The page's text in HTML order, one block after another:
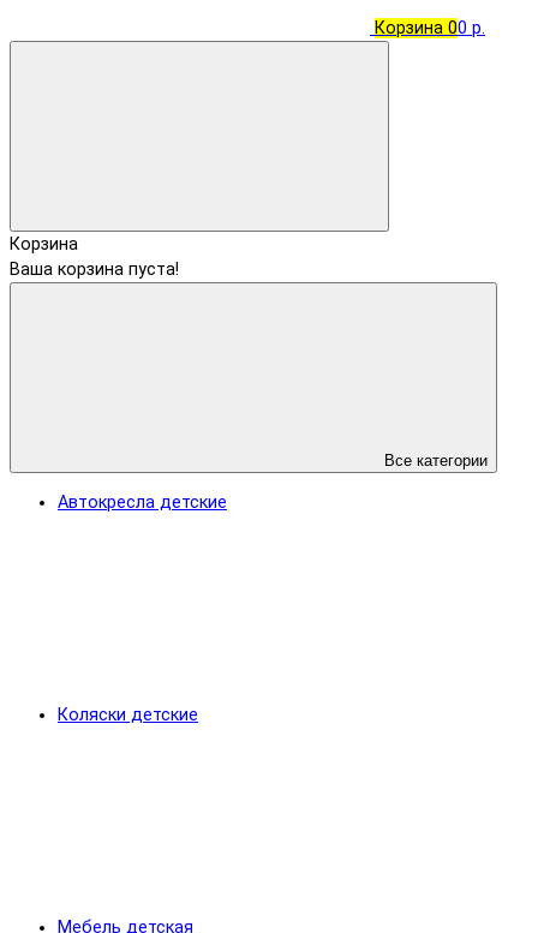
Корзина 00 р.
Корзина
Ваша корзина пуста!
Все категории
Автокресла детские
Коляски детские
Мебель детская